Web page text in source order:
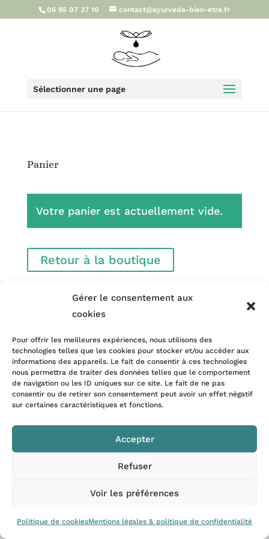
Gérer le consentement aux
cookies
Pour offrir les meilleures expériences, nous utilisons des
technologies telles que les cookies pour stocker et/ou accéder aux
informations des appareils. Le fait de consentir à ces technologies
nous permettra de traiter des données telles que le comportement
de navigation ou les ID uniques sur ce site. Le fait de ne pas
consentir ou de retirer son consentement peut avoir un effet négatif
sur certaines caractéristiques et fonctions.
Accepter
Refuser
Voir les préférences
Politique de cookiesMentions légales & politique de confidentialité
06 95 07 37 10 contact@ayurveda-bien-etre.fr
Sélectionner une page
Panier
Votre panier est actuellement vide.
Retour à la boutique
Ce site est la propriété de la société SARL